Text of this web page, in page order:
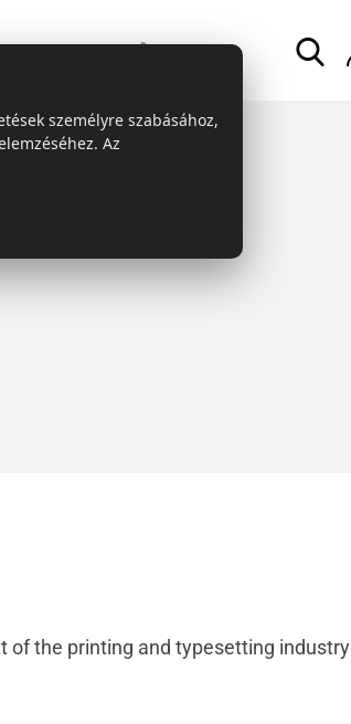
= Kedvező ár ESG
of the printing and typesetting industry
személyre szabásához,
Az